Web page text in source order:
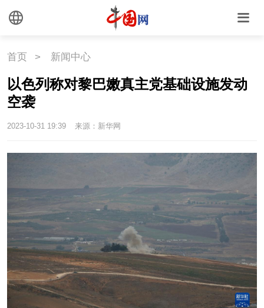
旅游
悦读
中国瓷
国情
一带一路
海洋 草原 湾区
联盟 心理 老年
首页 > 新闻中心
以色列称对黎巴嫩真主党基础设施发动
空袭
2023-10-31 19:39 来源：新华网